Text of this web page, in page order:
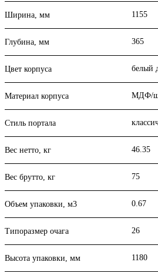
Ширина, мм 1155
Глубина, мм 365
Цвет корпуса белый
Материал корпуса МДФ/
Стиль портала
Вес нетто, кг 46.35
Вес брутто, кг 75
Объем упаковки, м3 0.67
Типоразмер очага 26
Высота упаковки, мм 1180